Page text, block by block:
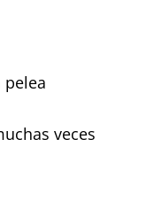
veces